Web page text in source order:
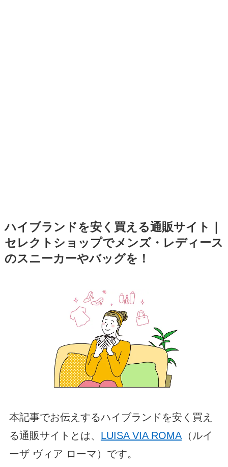
ハイブランドを安く買える通販サイト｜
セレクトショップでメンズ・レディース
のスニーカーやバッグを！
本記事でお伝えするハイブランドを安く買え
る通販サイトとは、 LUISA VIA ROMA （ルイ
ーザ ヴィア ローマ）です。